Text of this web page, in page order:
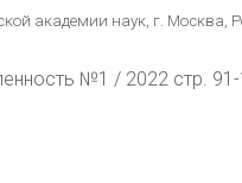
академии наук, г. Москва,
№1 / 2022 стр.